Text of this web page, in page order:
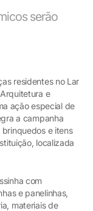
serão
residentes no Lar
e
ação especial de
a campanha
e itens
localizada
com
e panelinhas,
materiais de